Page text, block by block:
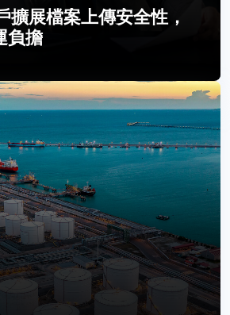
擴展檔案上傳安全性，
負擔